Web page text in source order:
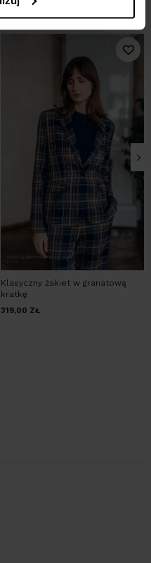
Klasyczny żakiet w granatową
kratkę
319,00 ZŁ